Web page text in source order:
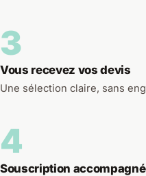
3
Vous recevez vos devis
Une sélection claire, sans
4
Souscription